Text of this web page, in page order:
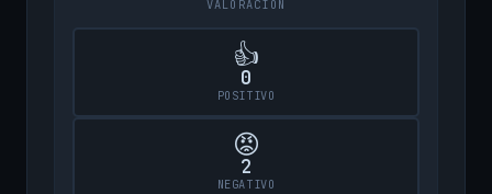
VALORACIÓN
👍
0
POSITIVO
😡
2
NEGATIVO